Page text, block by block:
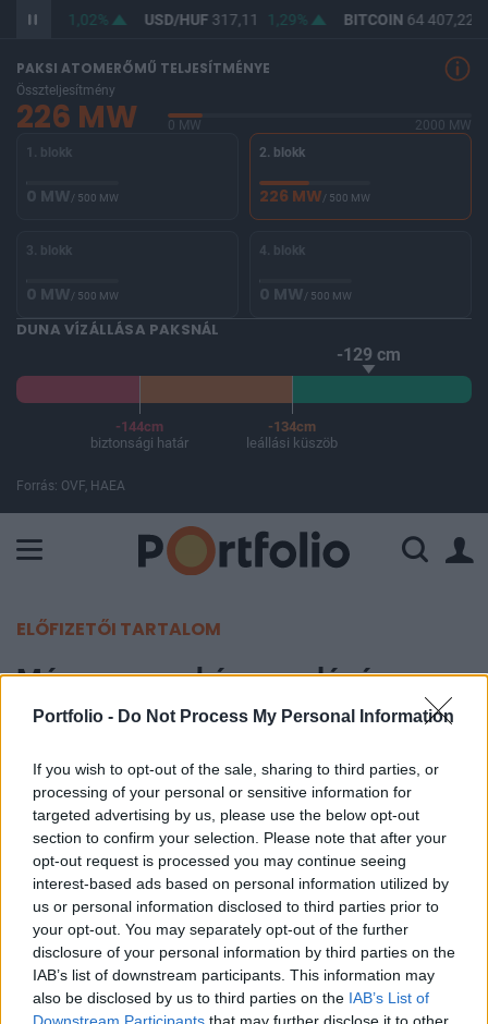
Portfolio - Do Not Process My Personal Information
If you wish to opt-out of the sale, sharing to third parties, or
processing of your personal or sensitive information for
targeted advertising by us, please use the below opt-out
section to confirm your selection. Please note that after your
opt-out request is processed you may continue seeing
interest-based ads based on personal information utilized by
us or personal information disclosed to third parties prior to
your opt-out. You may separately opt-out of the further
disclosure of your personal information by third parties on the
IAB’s list of downstream participants. This information may
also be disclosed by us to third parties on the IAB’s List of
Downstream Participants that may further disclose it to other
365,41 1,02% USD/HUF 317,11 1,29% BITCOIN 64 407,22
PAKSI ATOMERŐMŰ TELJESÍTMÉNYE
Összteljesítmény
226 MW 0 MW
2000 MW
1. blokk
0 MW/ 500 MW
2. blokk
226 MW/ 500 MW
3. blokk
0 MW/ 500 MW
4. blokk
0 MW/ 500 MW
DUNA VÍZÁLLÁSA PAKSNÁL
-129 cm
-144cm
biztonsági határ
-134cm
leállási küszöb
Forrás: OVF, HAEA
ELŐFIZETŐI TARTALOM
Még egyszer kényszerlépésre
szánhatja el magát Oroszország
Portfolio
2024. szeptember 26. 15:08
Az orosz jegybank fontolóra veszi az irányadó
kamatláb további emelését a közelgő, október 25-
i monetáris politikai ülésén. Elvira Nabiullina, a
központi bank elnöke csütörtökön tájékoztatta
erről a nyilvánosságot.
Nabiullina kifejtette, hogy egy esetleges kamatemelés